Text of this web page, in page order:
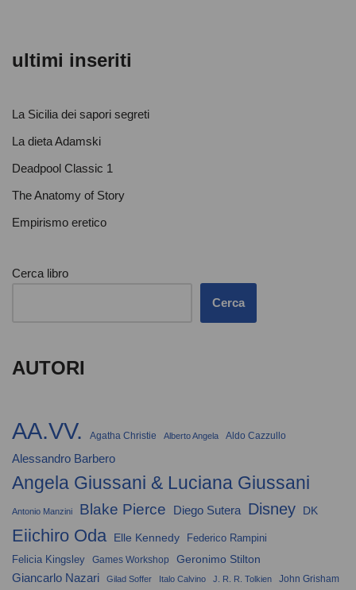
ultimi inseriti
La Sicilia dei sapori segreti
La dieta Adamski
Deadpool Classic 1
The Anatomy of Story
Empirismo eretico
Cerca libro
Cerca
AUTORI
AA.VV. Agatha Christie Alberto Angela Aldo Cazzullo
Alessandro Barbero
Angela Giussani & Luciana Giussani
Antonio Manzini Blake Pierce Diego Sutera Disney DK
Eiichiro Oda Elle Kennedy Federico Rampini
Felicia Kingsley Games Workshop
Geronimo Stilton
Giancarlo Nazari
Gilad Soffer Italo Calvino J. R. R. Tolkien
John Grisham